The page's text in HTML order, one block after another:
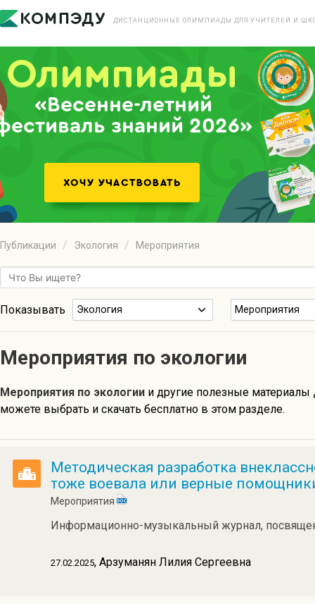
ДИСТАНЦИОННЫЕ ОЛИМПИАДЫ ДЛЯ УЧИТЕЛЕЙ И
«Весенне-летний
знаний 2026»
Публикации Экология Мероприятия
Показывать Экология Мероприятия
Мероприятия по экологии
Мероприятия по экологии и другие полезные материалы
можете выбрать и скачать бесплатно в этом разделе.
Методическая разработка
тоже воевала или верные
Мероприятия
Информационно-музыкальный журнал,
27.02.2025, Арзуманян Лилия Сергеевна